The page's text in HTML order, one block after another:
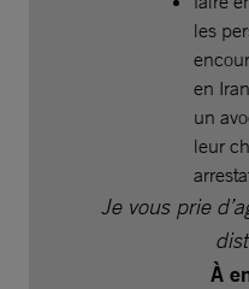
les
en
un
leur
Je vous prie
À